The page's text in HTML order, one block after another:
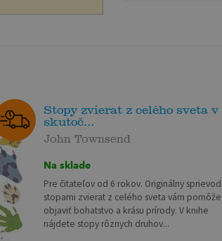
Stopy zvierat z celého sveta v
skutoč...
John Townsend
Na sklade
Pre čitateľov od 6 rokov. Originálny
stopami zvierat z celého sveta vám pomôže
objaviť bohatstvo a krásu prírody. V knihe
nájdete stopy rôznych druhov...